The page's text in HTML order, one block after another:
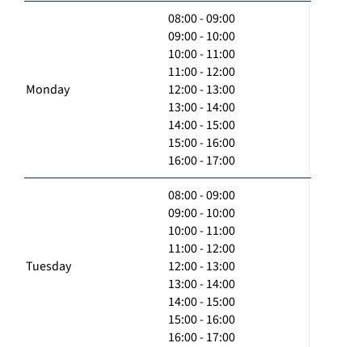
Monday
08:00 - 09:00
09:00 - 10:00
10:00 - 11:00
11:00 - 12:00
12:00 - 13:00
13:00 - 14:00
14:00 - 15:00
15:00 - 16:00
16:00 - 17:00
Tuesday
08:00 - 09:00
09:00 - 10:00
10:00 - 11:00
11:00 - 12:00
12:00 - 13:00
13:00 - 14:00
14:00 - 15:00
15:00 - 16:00
16:00 - 17:00